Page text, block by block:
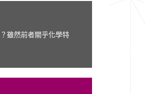
雖然前者關乎化學特